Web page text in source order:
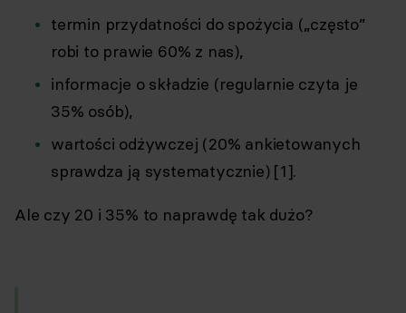
termin przydatności do spożycia („często”
robi to prawie 60% z nas),
informacje o składzie (regularnie czyta je
35% osób),
wartości odżywczej (20% ankietowanych
sprawdza ją systematycznie) [1].
Ale czy 20 i 35% to naprawdę tak dużo?